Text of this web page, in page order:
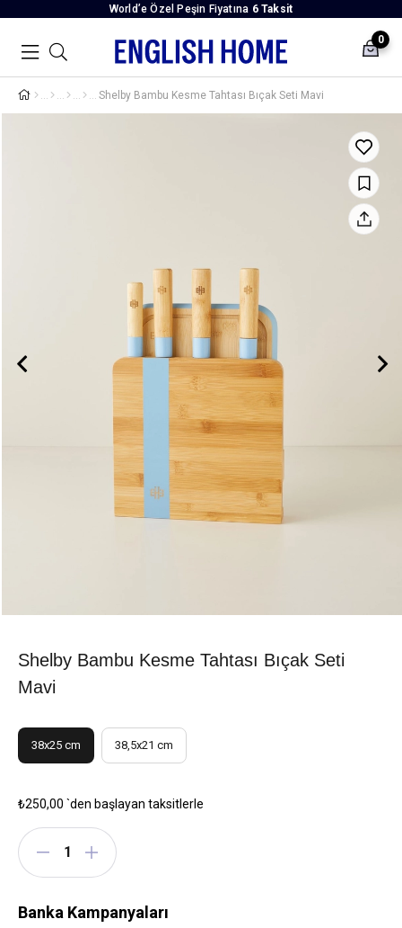
World’e Özel Peşin Fiyatına 6 Taksit
0
Shelby Bambu Kesme Tahtası Bıçak Seti Mavi
Shelby Bambu Kesme Tahtası Bıçak Seti
Mavi
38x25 cm 38,5x21 cm
₺250,00 `den başlayan taksitlerle
Banka Kampanyaları